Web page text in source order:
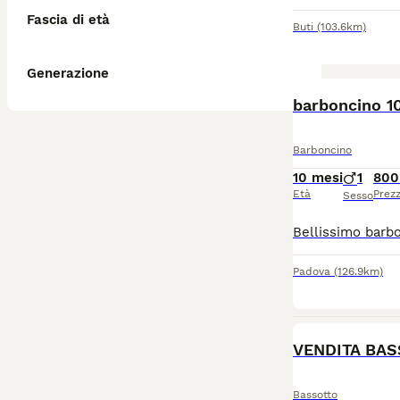
Fascia di età
Generazione
Buti (103.6km)
barboncino
Barboncino
10 mesi
Età
1
Sesso
Padova (126.9km)
VENDITA
Bassotto